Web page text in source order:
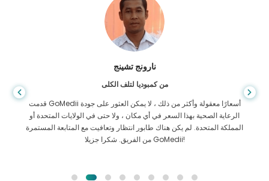
نارونج تشينج
من كمبوديا لتلف الكلى
قدمت GoMedii أسعارًا معقولة وأكثر من ذلك ، لا يمكن العثور على جودة
الرعاية الصحية بهذا السعر في أي مكان ، ولا حتى في الولايات المتحدة أو
المملكة المتحدة. لم يكن هناك طابور انتظار وتعافيت مع المتابعة المستمرة
من الفريق. شكرا جزيلا GoMedii!